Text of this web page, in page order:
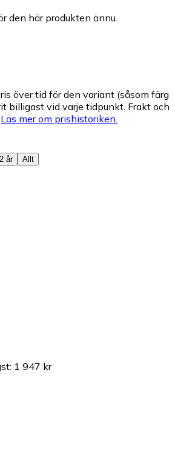
den här produkten ännu.
över tid för den variant (såsom färg
billigast vid varje tidpunkt. Frakt och
Läs mer om prishistoriken.
2 år Allt
: 1 947 kr